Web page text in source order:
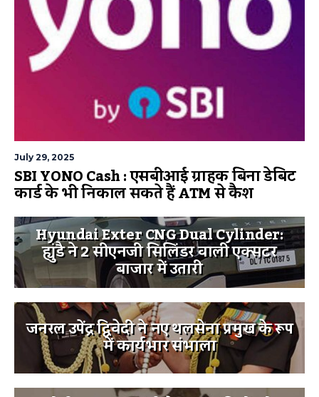
July 29, 2025
SBI YONO Cash : एसबीआई ग्राहक बिना डेबिट
कार्ड के भी निकाल सकते हैं ATM से कैश
Hyundai Exter CNG Dual Cylinder:
ह्युंडै ने 2 सीएनजी सिलिंडर वाली एक्सटर
बाजार में उतारी
जनरल उपेंद्र द्विवेदी ने नए थलसेना प्रमुख के रूप
में कार्यभार संभाला